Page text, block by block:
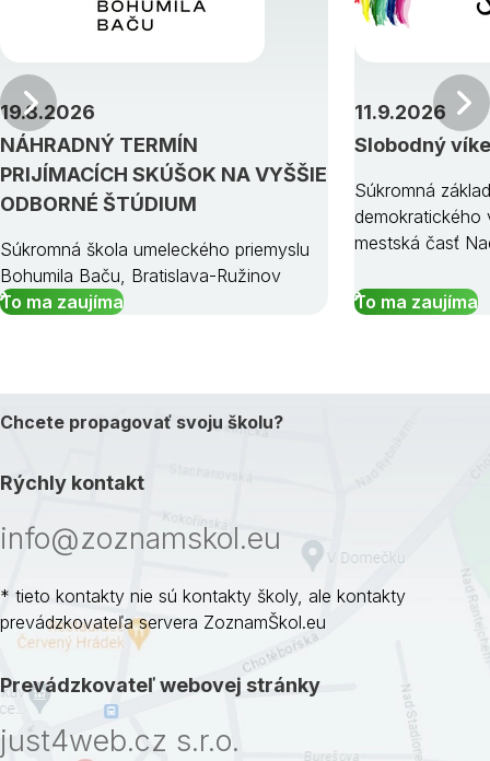
NÁHRADNÝ TERMÍN
PRIJÍMACÍCH SKÚŠOK NA VYŠŠIE
ODBORNÉ ŠTÚDIUM
19.8.2026
Súkromná škola umeleckého priemyslu
Bohumila Baču, Bratislava-Ružinov
To ma zaujíma
Slobodný
11.9.2026
Súkromná
demokratického
mestská časť
To ma zaujíma
Predchádzajúci
Chcete propagovať svoju školu?
Rýchly kontakt
info@zoznamskol.eu
* tieto kontakty nie sú kontakty školy, ale kontakty
prevádzkovateľa servera ZoznamŠkol.eu
Prevádzkovateľ webovej stránky
just4web.cz s.r.o.